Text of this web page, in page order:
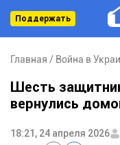
Поддержать
Главная Война в
Шесть
вернулись
18:21, 24 апреля 2026